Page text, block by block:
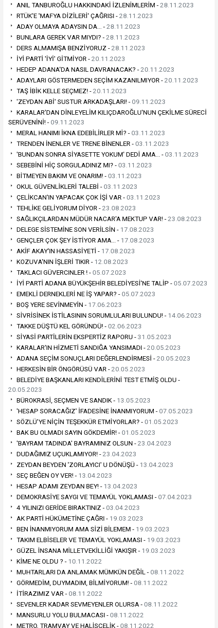
ANIL TANBUROĞLU HAKKINDAKİ İZLENİMLERİM -28.11.2023
RTÜK'E 'MAFYA DİZİLERİ' ÇAĞRISI -28.11.2023
ADAY OLMAYA ADAYSIN DA… -28.11.2023
BUNLARA GEREK VAR MIYDI? -28.11.2023
DERS ALMAMIŞA BENZİYORUZ -28.11.2023
İYİ PARTİ 'İYİ' GİTMİYOR -20.11.2023
HEDEP ADANA'DA NASIL DAVRANACAK? -20.11.2023
ADAYLARI GÖSTERMEDEN SEÇİM KAZANILMIYOR -20.11.2023
TAŞ İBİK KELLE SEÇMEZ! -20.11.2023
'ZEYDAN ABİ' SUSTUR ARKADAŞLARI! -09.11.2023
KARALAR'DAN DİNLEYELİM KILIÇDAROĞLU'NUN ÇEKİLME SÜRECİ
SERÜVENİNİ! -09.11.2023
MERAL HANIMI İKNA EDEBİLİRLER Mİ? -03.11.2023
TRENDEN İNENLER VE TRENE BİNENLER -03.11.2023
'BUNDAN SONRA SİYASETTE YOKUM' DEDİ AMA… -03.11.2023
SEBEBİNİ HİÇ SORGULADINIZ MI? -03.11.2023
BİTMEYEN BAKIM VE ONARIM! -03.11.2023
OKUL GÜVENLİKLERİ TALEBİ -03.11.2023
ÇELİKCAN'IN YAPACAK ÇOK İŞİ VAR -03.11.2023
TEHLİKE GELİYORUM DİYOR -23.08.2023
SAĞLIKÇILARDAN MÜDÜR NACAR'A MEKTUP VAR! -23.08.2023
DELEGE SİSTEMİNE SON VERİLSİN - 17.08.2023
GENÇLER ÇOK ŞEY İSTİYOR AMA… - 17.08.2023
AKİF AKAY'IN HASSASİYETİ - 17.08.2023
KOZUVA'NIN İŞLERİ TIKIR - 12.08.2023
TAKLACI GÜVERCINLER ! -05.07.2023
İYİ PARTİ ADANA BÜYÜKŞEHİR BELEDİYESİ'NE TALİP -05.07.2023
EMEKLİ DERNEKLERİ NE İŞ YAPAR? -05.07.2023
BOŞ YERE SEVİNMEYİN - 17.06.2023
SİVRİSİNEK İSTİLASININ SORUMLULARI BULUNDU! - 14.06.2023
TAKKE DÜŞTÜ KEL GÖRÜNDÜ! -02.06.2023
SİYASİ PARTİLERİN EKSPERTİZ RAPORU -31.05.2023
KARALAR'IN HİZMETİ SANDIĞA YANSIMADI -20.05.2023
ADANA SEÇİM SONUÇLARI DEĞERLENDİRMESİ -20.05.2023
HERKESİN BİR ÖNGÖRÜSÜ VAR -20.05.2023
BELEDİYE BAŞKANLARI KENDİLERİNİ TEST ETMİŞ OLDU -
20.05.2023
BÜROKRASİ, SEÇMEN VE SANDIK - 13.05.2023
'HESAP SORACAĞIZ' İFADESİNE İNANMIYORUM -07.05.2023
SÖZLÜ'YE NİÇİN TEŞEKKÜR ETMİYORLAR? -01.05.2023
BAK BU OLMADI SAYIN GÖKDEMİR! -01.05.2023
'BAYRAM TADINDA' BAYRAMINIZ OLSUN -23.04.2023
DUDAĞIMIZ UÇUKLAMIYOR! -23.04.2023
ZEYDAN BEYDEN 'ZORLAYICI' U DÖNÜŞÜ - 13.04.2023
SEÇ BEĞEN OY VER! - 13.04.2023
HESAP ADAMI ZEYDAN BEY! - 13.04.2023
DEMOKRASİYE SAYGI VE TEMAYÜL YOKLAMASI -07.04.2023
4 YILINIZI GERİDE BIRAKTINIZ -03.04.2023
AK PARTİ HÜKÜMETİNE ÇAĞRI - 19.03.2023
BEN İNANMIYORUM AMA SİZİ BİLEMEM - 19.03.2023
TAKIM ELBİSELER VE TEMAYÜL YOKLAMASI - 19.03.2023
GÜZEL İNSANA MİLLETVEKİLLİĞİ YAKIŞIR - 19.03.2023
KİME NE OLDU ? - 10.11.2022
MUHTARLARI DA ANLAMAK MÜMKÜN DEĞİL -08.11.2022
GÖRMEDİM, DUYMADIM, BİLMİYORUM! -08.11.2022
İTİRAZIMIZ VAR -08.11.2022
SEVENLER KADAR SEVMEYENLER OLURSA -08.11.2022
MANSURLU YOLU BULMACASI -08.11.2022
METRO, TRAMVAY VE HALİSÇELİK -08.11.2022